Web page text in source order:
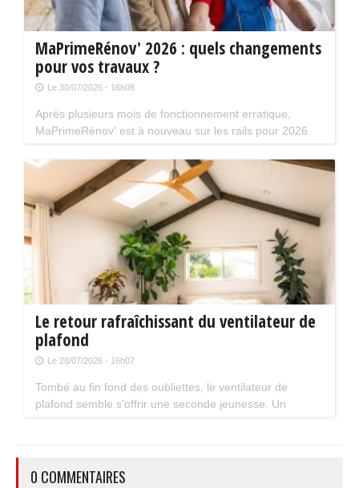
MaPrimeRénov' 2026 : quels changements
pour vos travaux ?
Le 30/07/2026 - 16h08
Après plusieurs mois de fonctionnement erratique,
MaPrimeRénov' est à nouveau sur les rails pour 2026.
limiter le nombre de chantiers éligibles. Tour d'horizon.
Le retour rafraîchissant du ventilateur de
plafond
Le 28/07/2026 - 16h07
Tombé au fin fond des oubliettes, le ventilateur de
plafond semble s'offrir une seconde jeunesse. Un
0 COMMENTAIRES